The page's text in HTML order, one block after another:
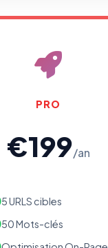
PRO
€199/an
5 URLS cibles
50 Mots-clés